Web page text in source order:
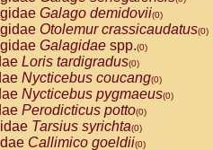
Ateles geoffroyi(0)
Ateles paniscus(0)
Atelesspp.(0)
Lagothrix lagothricha
Lagothrix lagothricha cana
Cacajao calvus
Callicebus cupreus
Callicebus donacophilus
Callicebus moloch
Galago demidovii(0)
Otolemur crassicaudatus(0)
Galagidae spp.(0)
Loris tardigradus(0)
Nycticebus coucang(0)
Nycticebus pygmaeus(0)
Perodicticus potto(0)
Tarsius syrichta(0)
Callimico goeldii(0)